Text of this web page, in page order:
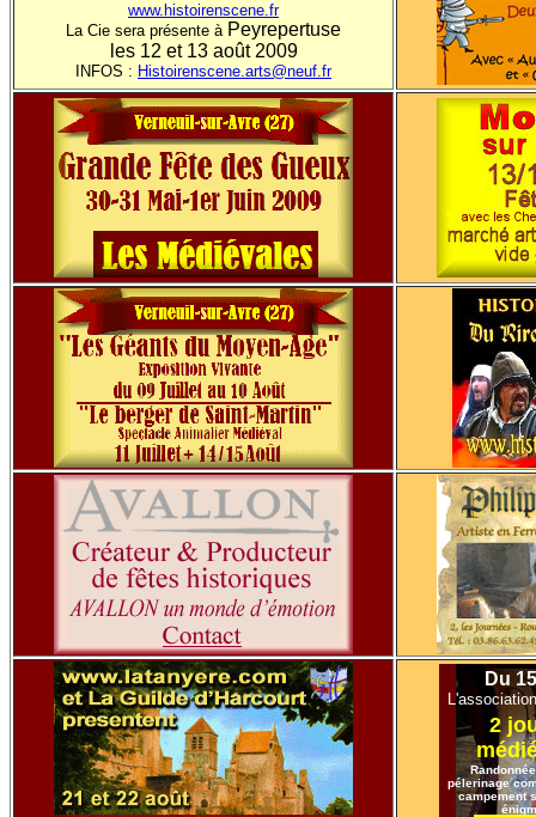
www.histoirenscene.fr
La Cie sera présente à Peyrepertuse
les 12 et 13 août 2009
INFOS : Histoirenscene.arts@neuf.fr
Du
2
pélerinage
campement